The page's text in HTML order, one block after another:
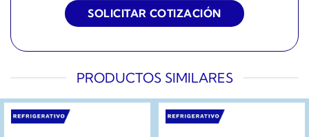
PRODUCTOS SIMILARES